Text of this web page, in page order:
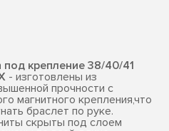
крепление 38/40/41
- изготовлены из
прочности с
магнитного крепления,что
браслет по руке.
скрыты под слоем